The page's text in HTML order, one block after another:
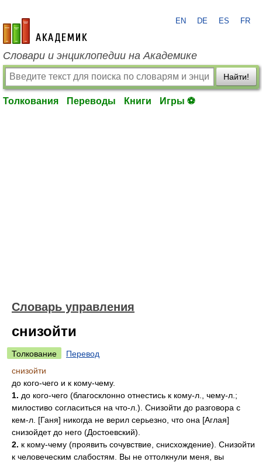
academic.ru
EN DE ES FR
Словари и энциклопедии на Академике
Найти!
Толкования Переводы Книги Игры ⚽
Словарь управления
снизойти
Толкование
Перевод
снизойти
до кого-чего и к кому-чему.
1. до кого-чего (благосклонно отнестись к кому-л., чему-л.;
милостиво согласиться на что-л.). Снизойти до разговора с
кем-л. [Ганя] никогда не верил серьезно, что она [Аглая]
снизойдет до него (Достоевский).
2. к кому-чему (проявить сочувствие, снисхождение). Снизойти
к человеческим слабостям. Вы не оттолкнули меня, вы